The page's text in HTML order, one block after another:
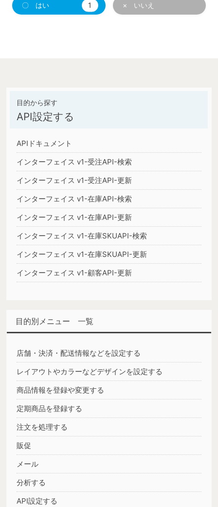
〇 はい 1 × いいえ
API設定する
APIドキュメント
インターフェイス v1-受注API-検索
インターフェイス v1-受注API-更新
インターフェイス v1-在庫API-検索
インターフェイス v1-在庫API-更新
インターフェイス v1-在庫SKUAPI-検索
インターフェイス v1-在庫SKUAPI-更新
インターフェイス v1-顧客API-更新
目的別メニュー 一覧
店舗・決済・配送情報などを設定する
レイアウトやカラーなどデザインを設定する
商品情報を登録や変更する
定期商品を登録する
注文を処理する
販促
メール
分析する
API設定する